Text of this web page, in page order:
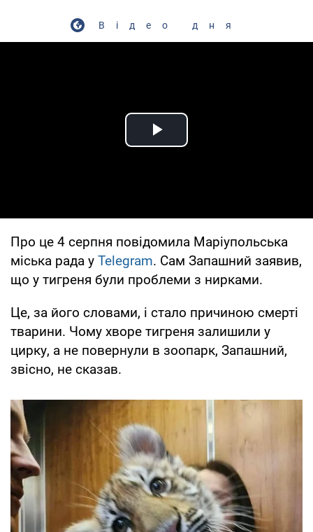
Відео дня
Play Video
Про це 4 серпня повідомила Маріупольська
міська рада у Telegram. Сам Запашний заявив,
що у тигреня були проблеми з нирками.
Це, за його словами, і стало причиною смерті
тварини. Чому хворе тигреня залишили у
цирку, а не повернули в зоопарк, Запашний,
звісно, не сказав.